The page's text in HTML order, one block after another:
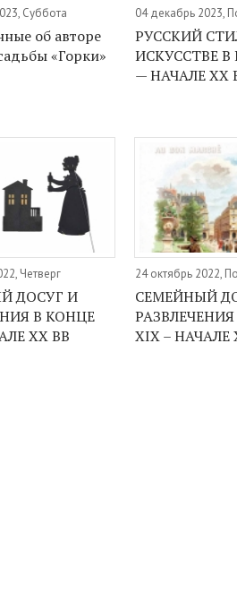
Суббота
об авторе
«Горки»
04 декабрь 2023,
РУССКИЙ
ИСКУССТВЕ В
— НАЧАЛЕ XX
Четверг
ДОСУГ И
В КОНЦЕ
ХХ ВВ
24 октябрь 2022,
СЕМЕЙНЫЙ
XIX – НАЧАЛЕ